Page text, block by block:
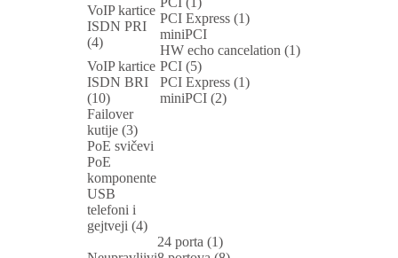
VoIP kartice
ISDN PRI
(4)
PCI Express (1)
miniPCI
HW echo cancelation (1)
VoIP kartice
ISDN BRI
(10)
PCI (5)
PCI Express (1)
miniPCI (2)
Failover
kutije (3)
PoE svičevi
PoE
komponente
USB
telefoni i
gejtveji (4)
24 porta (1)